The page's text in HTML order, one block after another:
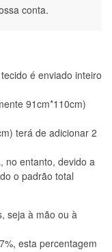
conta.
é enviado inteiro
91cm*110cm)
terá de adicionar 2
no entanto, devido a
o padrão total
seja à mão ou à
esta percentagem